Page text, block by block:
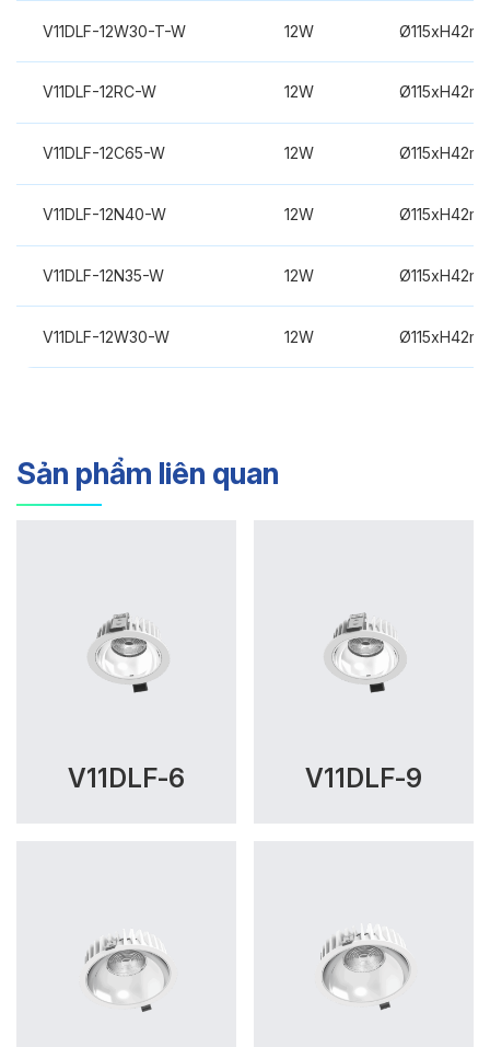
V11DLF-12W30-T-W 12W
V11DLF-12RC-W 12W
V11DLF-12C65-W 12W
V11DLF-12N40-W 12W
V11DLF-12N35-W 12W
V11DLF-12W30-W 12W
Sản phẩm liên quan
V11DLF-6 V11DLF-9